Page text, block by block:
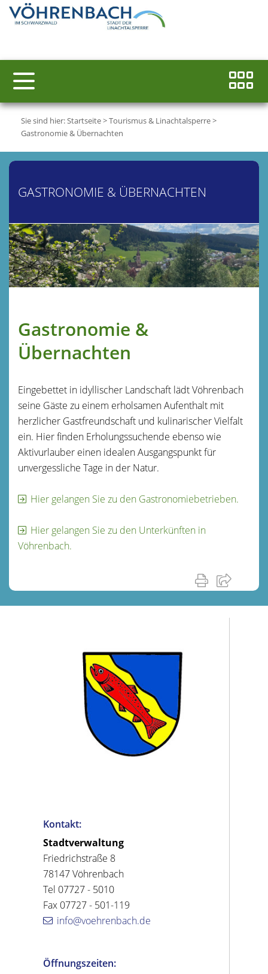
Sie sind hier:Startseite>Tourismus & Linachtalsperre>
Gastronomie & Übernachten
GASTRONOMIE & ÜBERNACHTEN
Gastronomie &
Übernachten
Eingebettet in idyllischer Landschaft lädt Vöhrenbach
seine Gäste zu einem erholsamen Aufenthalt mit
herzlicher Gastfreundschaft und kulinarischer Vielfalt
ein. Hier finden Erholungssuchende ebenso wie
Aktivurlauber einen idealen Ausgangspunkt für
unvergessliche Tage in der Natur.
Hier gelangen Sie zu den Gastronomiebetrieben.
Hier gelangen Sie zu den Unterkünften in
Vöhrenbach.
Kontakt:
Stadtverwaltung
Friedrichstraße 8
78147 Vöhrenbach
Tel 07727 - 5010
Fax 07727 - 501-119
info@voehrenbach.de
Öffnungszeiten: